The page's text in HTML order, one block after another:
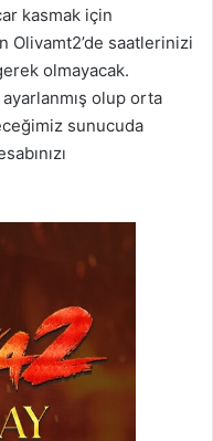
kasmak için
Olivamt2’de saatlerinizi
olmayacak.
ayarlanmış olup orta
sunucuda